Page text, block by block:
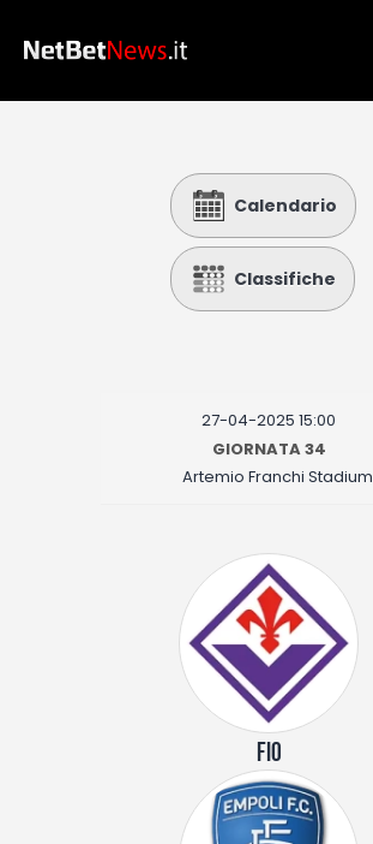
Calcio
Basket
Fantacalcio
I consigli di Giulia
Calendario
Classifiche
27-04-2025 15:00
GIORNATA 34
Artemio Franchi Stadium
FIO